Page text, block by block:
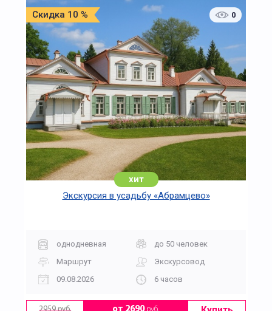
Скидка 10 % 0
хит
Экскурсия в усадьбу «Абрамцево»
однодневная
до 50 человек
Маршрут
Экскурсовод
09.08.2026
6 часов